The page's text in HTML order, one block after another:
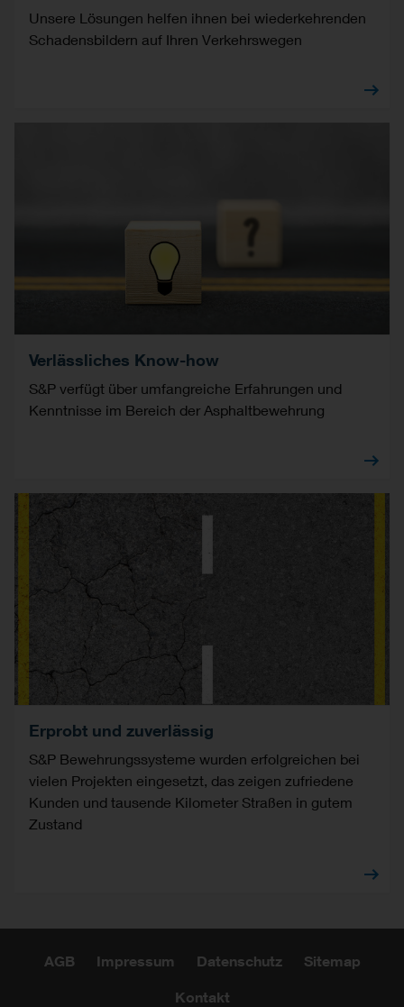
Unsere Lösungen helfen ihnen bei wiederkehrenden
Schadensbildern auf Ihren Verkehrswegen
Verlässliches Know-how
S&P verfügt über umfangreiche Erfahrungen und
Kenntnisse im Bereich der Asphaltbewehrung
Erprobt und zuverlässig
S&P Bewehrungssysteme wurden erfolgreichen bei
vielen Projekten eingesetzt, das zeigen zufriedene
Kunden und tausende Kilometer Straßen in gutem
Zustand
AGB Impressum Datenschutz Sitemap
Kontakt